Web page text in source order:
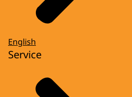
English
Service